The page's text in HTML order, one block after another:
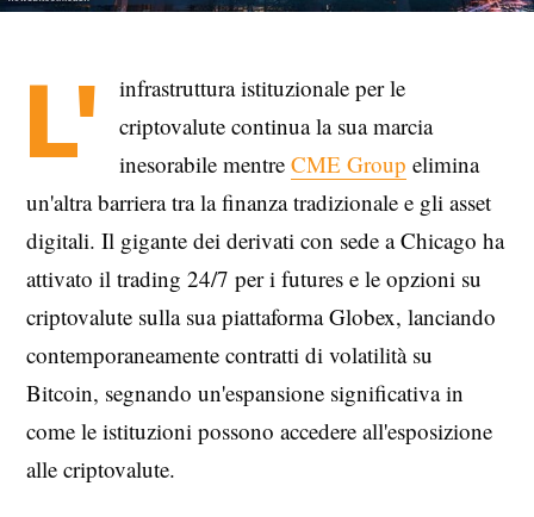
L'
infrastruttura istituzionale per le
criptovalute continua la sua marcia
inesorabile mentre CME Group elimina
un'altra barriera tra la finanza tradizionale e gli asset
digitali. Il gigante dei derivati con sede a Chicago ha
attivato il trading 24/7 per i futures e le opzioni su
criptovalute sulla sua piattaforma Globex, lanciando
contemporaneamente contratti di volatilità su
Bitcoin, segnando un'espansione significativa in
come le istituzioni possono accedere all'esposizione
alle criptovalute.